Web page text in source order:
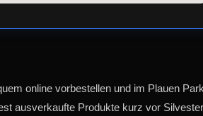
online vorbestellen und im Plauen Park
ausverkaufte Produkte kurz vor